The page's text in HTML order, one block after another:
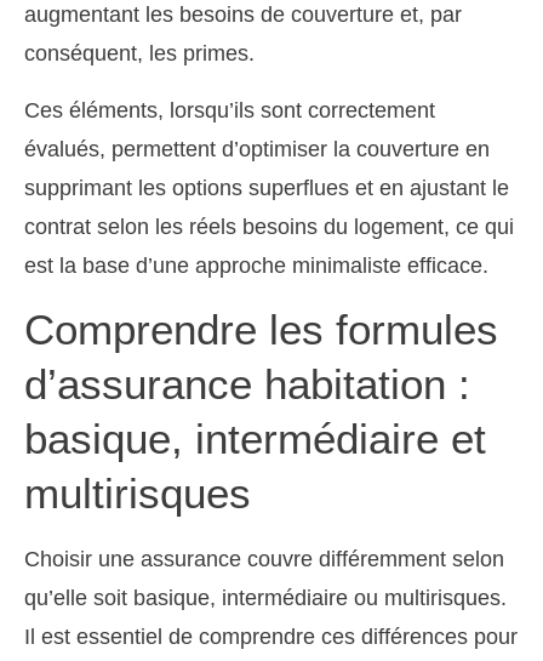
augmentant les besoins de couverture et, par
conséquent, les primes.
Ces éléments, lorsqu’ils sont correctement
évalués, permettent d’optimiser la couverture en
supprimant les options superflues et en ajustant le
contrat selon les réels besoins du logement, ce qui
est la base d’une approche minimaliste efficace.
Comprendre les formules
d’assurance habitation :
basique, intermédiaire et
multirisques
Choisir une assurance couvre différemment selon
qu’elle soit basique, intermédiaire ou multirisques.
Il est essentiel de comprendre ces différences pour